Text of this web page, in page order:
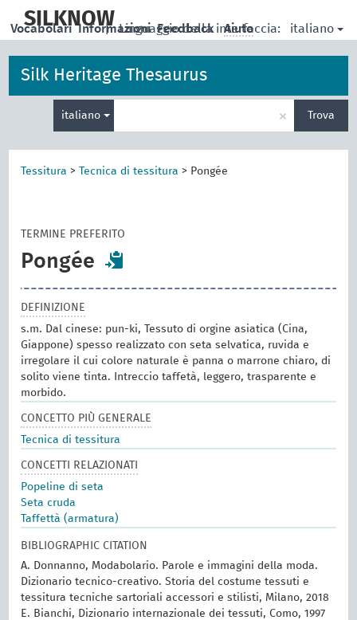
main
SILKNOW
| Linguaggio della interfaccia: italiano
Vocabolari Informazioni Feedback Aiuto
Silk Heritage Thesaurus
italiano
per
la
× Trova
Tessitura > Tecnica di tessitura > Pongée
TERMINE PREFERITO
Pongée
DEFINIZIONE
s.m. Dal cinese: pun-ki, Tessuto di orgine asiatica (Cina,
Giappone) spesso realizzato con seta selvatica, ruvida e
irregolare il cui colore naturale è panna o marrone chiaro, di
solito viene tinta. Intreccio taffetà, leggero, trasparente e
morbido.
CONCETTO PIÙ GENERALE
Tecnica di tessitura
CONCETTI RELAZIONATI
Popeline di seta
Seta cruda
Taffettà (armatura)
BIBLIOGRAPHIC CITATION
A. Donnanno, Modabolario. Parole e immagini della moda.
Dizionario tecnico-creativo. Storia del costume tessuti e
tessitura tecniche sartoriali accessori e stilisti, Milano, 2018
E. Bianchi, Dizionario internazionale dei tessuti, Como, 1997